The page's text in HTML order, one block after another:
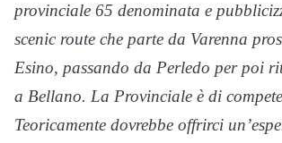
provinciale 65 denominata e
scenic route che parte da Varenna
Esino, passando da Perledo per poi
a Bellano. La Provinciale è di
Teoricamente dovrebbe offrirci